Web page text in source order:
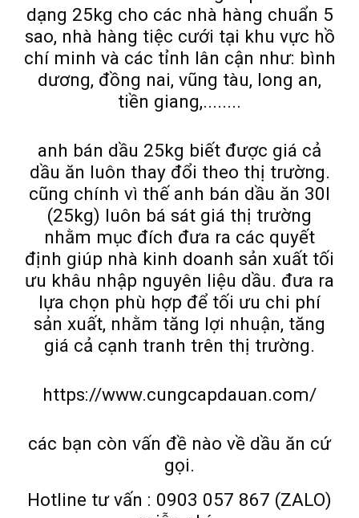
dạng 25kg cho các nhà hàng chuẩn 5
sao, nhà hàng tiệc cưới tại khu vực hồ
chí minh và các tỉnh lân cận như: bình
dương, đồng nai, vũng tàu, long an,
tiền giang,........
anh bán dầu 25kg biết được giá cả
dầu ăn luôn thay đổi theo thị trường.
cũng chính vì thế anh bán dầu ăn 30l
(25kg) luôn bá sát giá thị trường
nhằm mục đích đưa ra các quyết
định giúp nhà kinh doanh sản xuất tối
ưu khâu nhập nguyên liệu dầu. đưa ra
lựa chọn phù hợp để tối ưu chi phí
sản xuất, nhằm tăng lợi nhuận, tăng
giá cả cạnh tranh trên thị trường.
https://www.cungcapdauan.com/
các bạn còn vấn đề nào về dầu ăn cứ
gọi.
Hotline tư vấn : 0903 057 867 (ZALO)